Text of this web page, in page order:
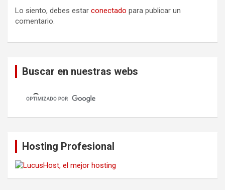
Lo siento, debes estar conectado para publicar un
comentario.
Buscar en nuestras webs
Hosting Profesional